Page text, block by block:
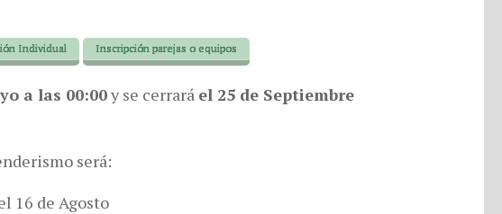
Individual Inscripción parejas o equipos
a las 00:00y se cerrará el 25 de Septiembre
será:
16 de Agosto